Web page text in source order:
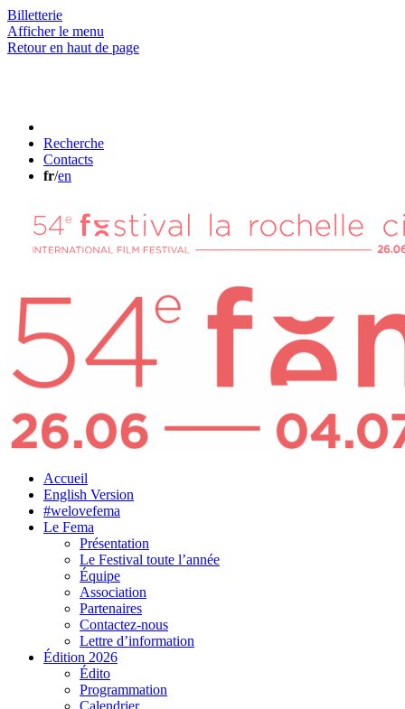
Billetterie
Afficher le menu
Retour en haut de page
Recherche
Contacts
fr/en
Accueil
English Version
#welovefema
Le Fema
Présentation
Le Festival toute l’année
Équipe
Association
Partenaires
Contactez-nous
Lettre d’information
Édition 2026
Édito
Programmation
Calendrier